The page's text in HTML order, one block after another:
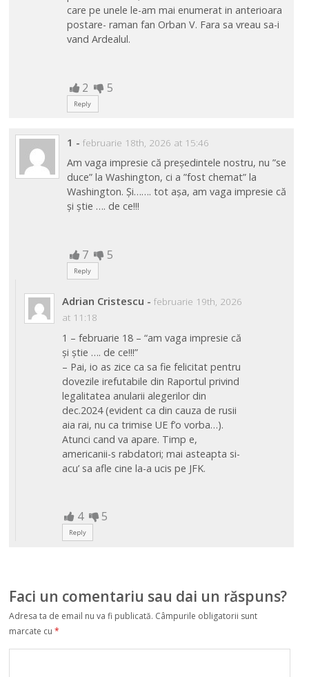
care pe unele le-am mai enumerat in anterioara
postare- raman fan Orban V. Fara sa vreau sa-i
vand Ardealul.
2 5
Reply
1 - februarie 18th, 2026 at 15:46
Am vaga impresie că președintele nostru, nu ”se
duce” la Washington, ci a ”fost chemat” la
Washington. Și……. tot așa, am vaga impresie că
și știe …. de ce!!!
7 5
Reply
Adrian Cristescu - februarie 19th, 2026
at 11:18
1 – februarie 18 – “am vaga impresie că
și știe …. de ce!!!”
– Pai, io as zice ca sa fie felicitat pentru
dovezile irefutabile din Raportul privind
legalitatea anularii alegerilor din
dec.2024 (evident ca din cauza de rusii
aia rai, nu ca trimise UE f’o vorba…).
Atunci cand va apare. Timp e,
americanii-s rabdatori; mai asteapta si-
acu’ sa afle cine la-a ucis pe JFK.
4 5
Reply
Faci un comentariu sau dai un răspuns?
Adresa ta de email nu va fi publicată. Câmpurile obligatorii sunt
marcate cu*